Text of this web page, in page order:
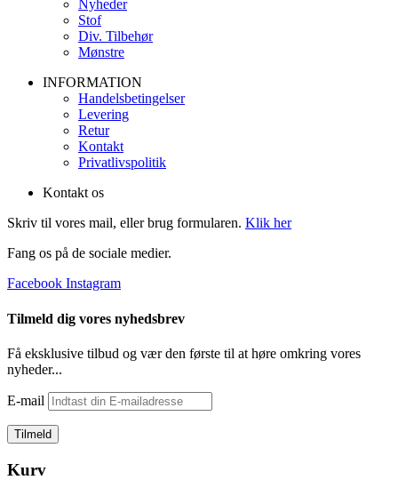
Nyheder
Stof
Div. Tilbehør
Mønstre
INFORMATION
Handelsbetingelser
Levering
Retur
Kontakt
Privatlivspolitik
Kontakt os
Skriv til vores mail, eller brug formularen. Klik her
Fang os på de sociale medier.
Facebook Instagram
Tilmeld dig vores nyhedsbrev
Få eksklusive tilbud og vær den første til at høre omkring vores
nyheder...
E-mail
Kurv